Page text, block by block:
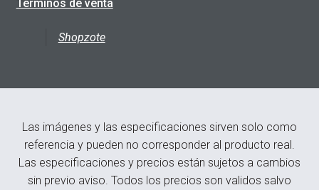
Términos de venta
Shopzote
Las imágenes y las especificaciones sirven solo como
referencia y pueden no corresponder al producto real.
Las especificaciones y precios están sujetos a cambios
sin previo aviso. Todos los precios son validos salvo